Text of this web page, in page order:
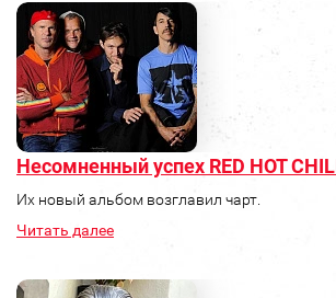
Несомненный успех RED HOT
Их новый альбом возглавил чарт.
Читать далее